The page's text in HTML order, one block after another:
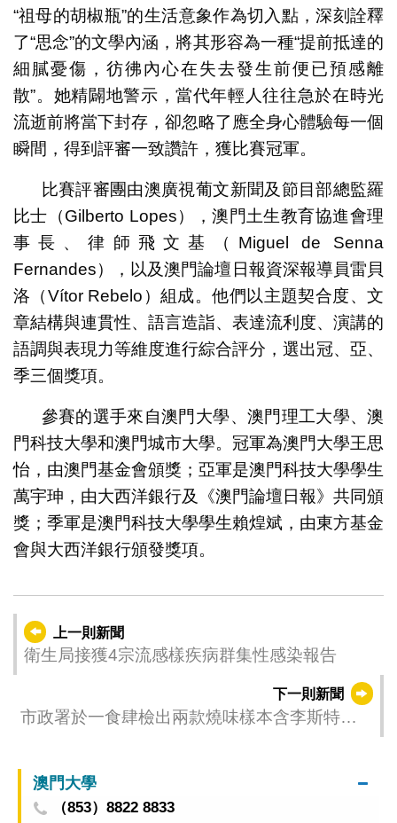
“祖母的胡椒瓶”的生活意象作為切入點，深刻詮釋
了“思念”的文學內涵，將其形容為一種“提前抵達的
細膩憂傷，彷彿內心在失去發生前便已預感離
散”。她精闢地警示，當代年輕人往往急於在時光
流逝前將當下封存，卻忽略了應全身心體驗每一個
瞬間，得到評審一致讚許，獲比賽冠軍。
比賽評審團由澳廣視葡文新聞及節目部總監羅
比士（Gilberto Lopes），澳門土生教育協進會理
事長、律師飛文基（Miguel de Senna
Fernandes），以及澳門論壇日報資深報導員雷貝
洛（Vítor Rebelo）組成。他們以主題契合度、文
章結構與連貫性、語言造詣、表達流利度、演講的
語調與表現力等維度進行綜合評分，選出冠、亞、
季三個獎項。
參賽的選手來自澳門大學、澳門理工大學、澳
門科技大學和澳門城市大學。冠軍為澳門大學王思
怡，由澳門基金會頒獎；亞軍是澳門科技大學學生
萬宇珅，由大西洋銀行及《澳門論壇日報》共同頒
獎；季軍是澳門科技大學學生賴煌斌，由東方基金
會與大西洋銀行頒發獎項。
上一則新聞
衛生局接獲4宗流感樣疾病群集性感染報告
下一則新聞
市政署於一食肆檢出兩款燒味樣本含李斯特氏
澳門大學
（853）8822 8833